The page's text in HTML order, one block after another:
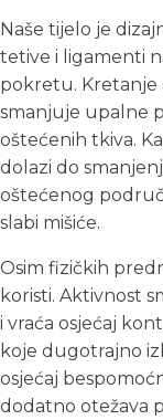
Naše tijelo je
tetive i ligamenti
pokretu. Kretanje
smanjuje upalne
oštećenih tkiva.
dolazi do
oštećenog
slabi mišiće.
Osim fizičkih
koristi. Aktivnost
i vraća osjećaj
koje dugotrajno
osjećaj
dodatno otežava